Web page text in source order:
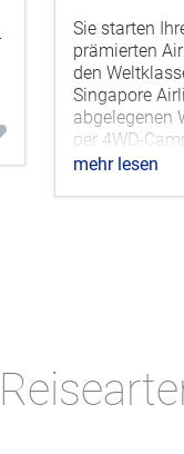
Sie starten
prämierten
den
Singapore
abgelegenen
4WD-Camper
mehr lesen